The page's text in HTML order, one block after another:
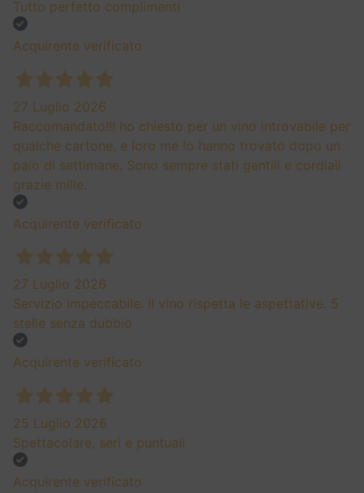
Tutto perfetto complimenti
Acquirente verificato
27 Luglio 2026
Raccomandato!!! ho chiesto per un vino introvabile per
qualche cartone, e loro me lo hanno trovato dopo un
paio di settimane. Sono sempre stati gentili e cordiali
grazie mille.
Acquirente verificato
27 Luglio 2026
Servizio impeccabile. Il vino rispetta le aspettative. 5
stelle senza dubbio
Acquirente verificato
25 Luglio 2026
Spettacolare, seri e puntuali
Acquirente verificato